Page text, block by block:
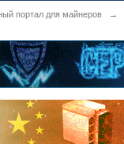
портал для майнеров →